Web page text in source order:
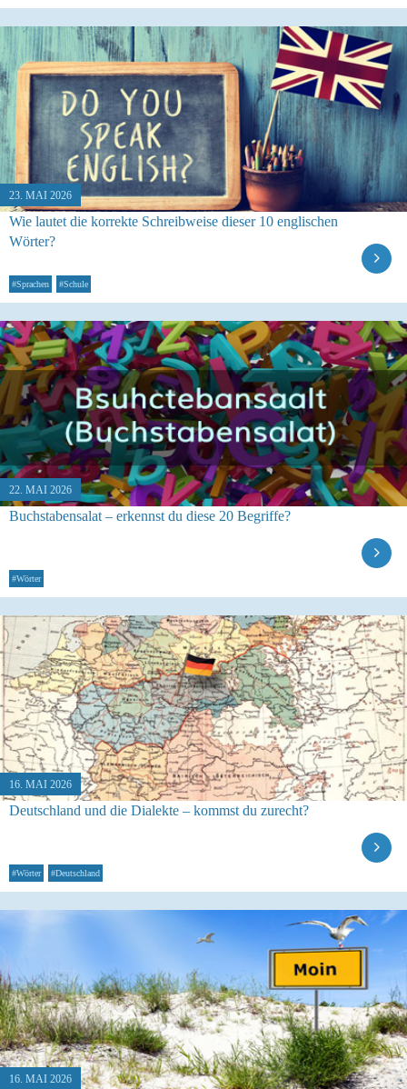
23. MAI 2026
Wie lautet die korrekte Schreibweise dieser 10 englischen
Wörter?
#Sprachen #Schule
22. MAI 2026
Buchstabensalat – erkennst du diese 20 Begriffe?
#Wörter
16. MAI 2026
Deutschland und die Dialekte – kommst du zurecht?
#Wörter #Deutschland
16. MAI 2026